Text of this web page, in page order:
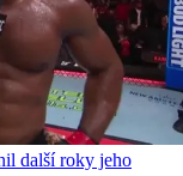
další roky jeho